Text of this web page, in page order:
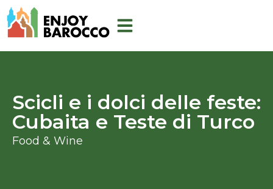
Vai
al
Scicli e i dolci delle feste:
Cubaita e Teste di Turco
Food & Wine